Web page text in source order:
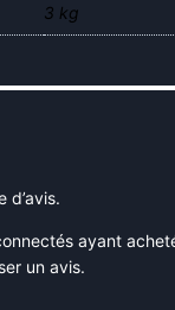
3 kg
d’avis.
ayant
un avis.